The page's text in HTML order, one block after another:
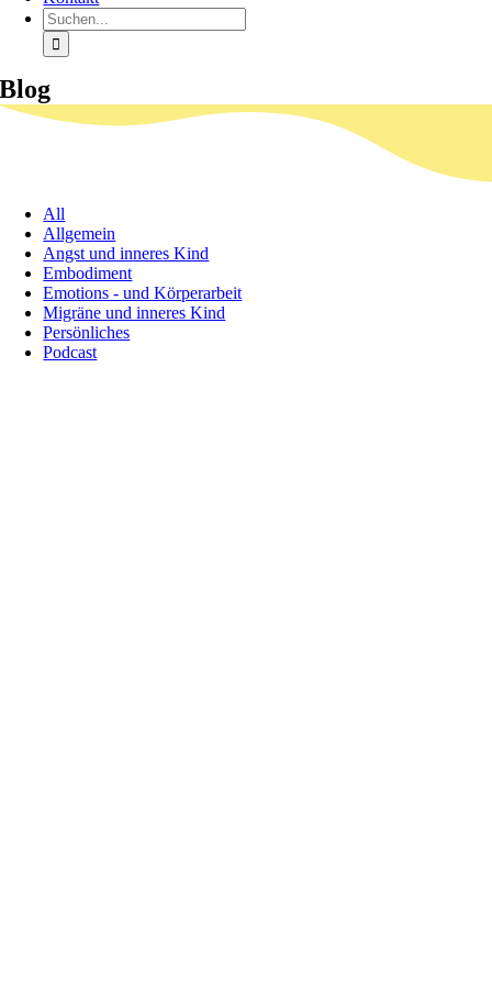
Suche
nach:
Blog
All
Allgemein
Angst und inneres Kind
Embodiment
Emotions - und Körperarbeit
Migräne und inneres Kind
Persönliches
Podcast